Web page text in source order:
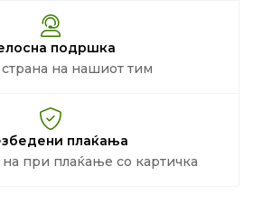
подршка
на нашиот тим
плаќања
на при плаќање со картичка